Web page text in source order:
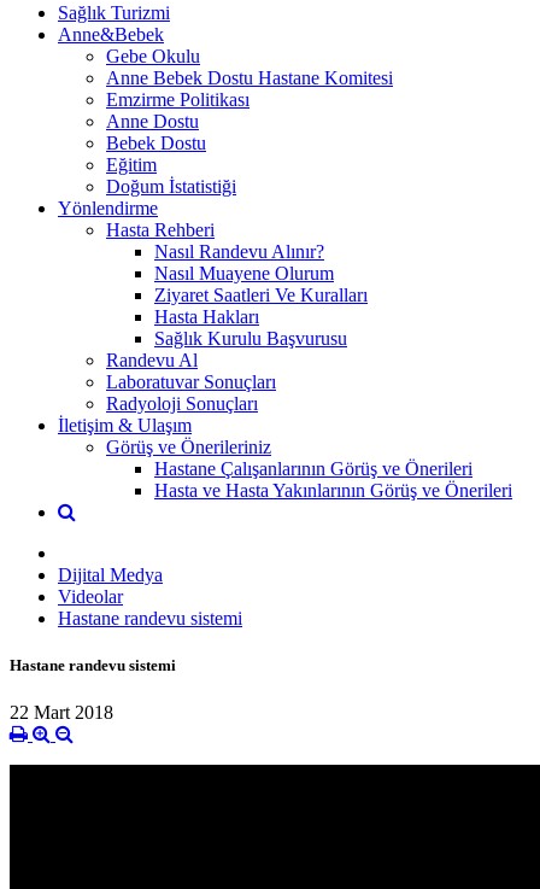
Sağlık Turizmi
Anne&Bebek
Gebe Okulu
Anne Bebek Dostu Hastane Komitesi
Emzirme Politikası
Anne Dostu
Bebek Dostu
Eğitim
Doğum İstatistiği
Yönlendirme
Hasta Rehberi
Nasıl Randevu Alınır?
Nasıl Muayene Olurum
Ziyaret Saatleri Ve Kuralları
Hasta Hakları
Sağlık Kurulu Başvurusu
Randevu Al
Laboratuvar Sonuçları
Radyoloji Sonuçları
İletişim & Ulaşım
Görüş ve Önerileriniz
Hastane Çalışanlarının Görüş ve Önerileri
Hasta ve Hasta Yakınlarının Görüş ve Önerileri
Dijital Medya
Videolar
Hastane randevu sistemi
Hastane randevu sistemi
22 Mart 2018